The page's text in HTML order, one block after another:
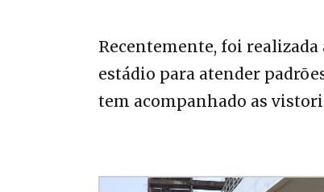
Recentemente, foi
estádio para atender
tem acompanhado as